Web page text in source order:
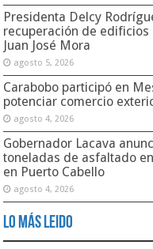
Presidenta Delcy
recuperación de
Juan José Mora
agosto 5, 2026
Carabobo participó en
potenciar comercio
agosto 4, 2026
Gobernador Lacava
toneladas de asfaltado
en Puerto Cabello
agosto 4, 2026
Lo Más Leido